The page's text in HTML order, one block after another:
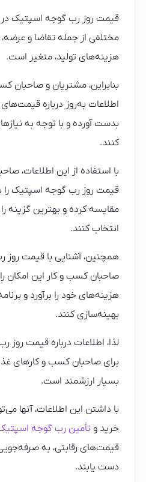
قیمت روز رب گوجه اسپتیک در
مختلفی از جمله تقاضا و
هزینه‌های تولید، متغیر است.
بنابراین، مشتریان و صاحبان
اطلاعات به‌روز درباره
بدست آورده و با توجه به
کنند.
با استفاده از این اطلاعات،
قیمت روز رب گوجه اسپتیک را
مقایسه کرده و بهترین گزینه
انتخاب کنند.
همچنین، آشنایی با قیمت
صاحبان کسب و کار این امکان
هزینه‌های خود را برآورد و
بهینه‌سازی کنند.
لذا، اطلاعات درباره قیمت
برای صاحبان کسب و کارهای
بسیار ارزشمند است.
با داشتن این اطلاعات، آنها
خرید و تأمین رب گوجه
قیمت‌های رقابتی، به
دست یابند.